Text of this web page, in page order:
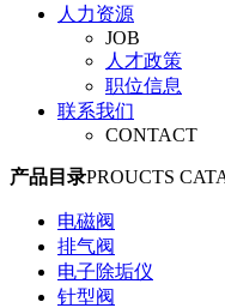
人力资源
JOB
人才政策
职位信息
联系我们
CONTACT
产品目录PROUCTS
电磁阀
排气阀
电子除垢仪
针型阀